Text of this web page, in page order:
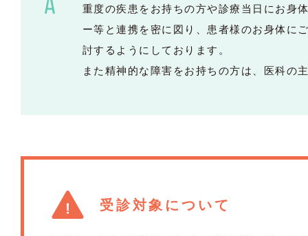
重度の疾患をお持ちの方や診療当日にお身
ー等と連携を密に図り、患者様のお身体に
討するようにしております。
また精神的な障害をお持ちの方は、医科の
受診対象について